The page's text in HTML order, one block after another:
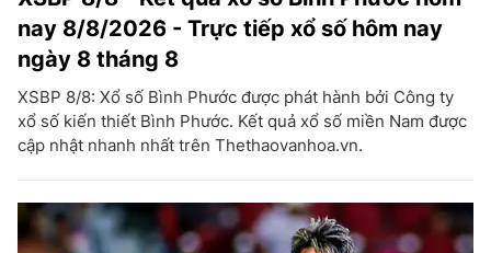
nay 8/8/2026 - Trực tiếp xổ số hôm nay
ngày 8 tháng 8
XSBP 8/8: Xổ số Bình Phước được phát hành bởi Công ty
xổ số kiến thiết Bình Phước. Kết quả xổ số miền Nam được
cập nhật nhanh nhất trên Thethaovanhoa.vn.